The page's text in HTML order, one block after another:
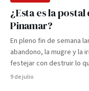
¿Esta es la
Pinamar?
En pleno fin de semana
abandono, la mugre y la
festejar con destruir lo
9 de julio